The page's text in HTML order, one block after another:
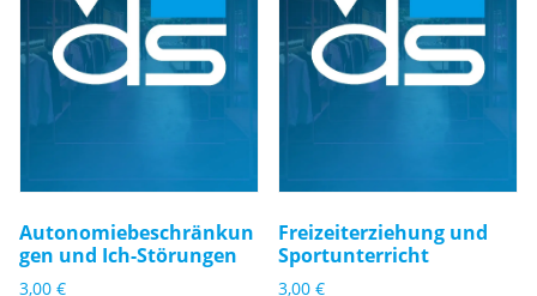
Autonomiebeschränkun
gen und Ich-Störungen
3,00 €
Freizeiterziehung und
Sportunterricht
3,00€